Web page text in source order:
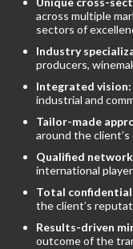
across multiple
sectors of
Industry
producers,
Integrated vision:
industrial and
Tailor-made
around the
Qualified
international
Total
the client’s
Results-driven
outcome of the